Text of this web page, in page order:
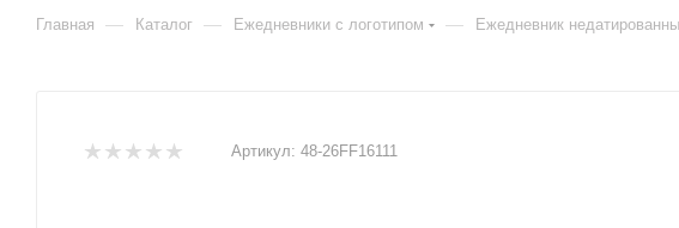
Главная — Каталог — Ежедневники c логотипом — Ежедневник
Артикул: 48-26FF16111